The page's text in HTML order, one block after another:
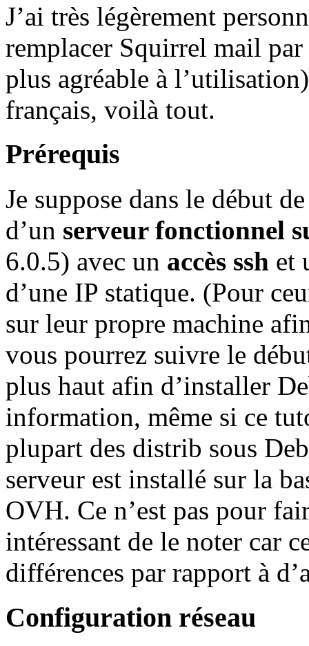
J’ai très légèrement
remplacer Squirrel mail
plus agréable à
français, voilà tout.
Prérequis
Je suppose dans le début
d’un serveur fonctionnel
6.0.5) avec un accès ssh et
d’une IP statique. (Pour
sur leur propre machine
vous pourrez suivre le
plus haut afin d’installer
information, même si ce
plupart des distrib sous
serveur est installé sur la
OVH. Ce n’est pas pour
intéressant de le noter car
différences par rapport à
Configuration réseau